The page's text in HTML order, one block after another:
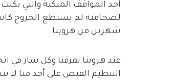
أحد المواقف المبكية والتي
لضخامته لم يستطع الخروج
شهرين من هروبنا.
عند هروبنا تفرقنا وكل سار في
التنظيم القبض على أحد منا لا